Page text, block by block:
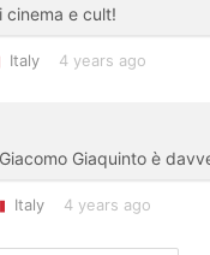
e cult!
Italy 4 years ago
Giaquinto è
Italy 4 years ago